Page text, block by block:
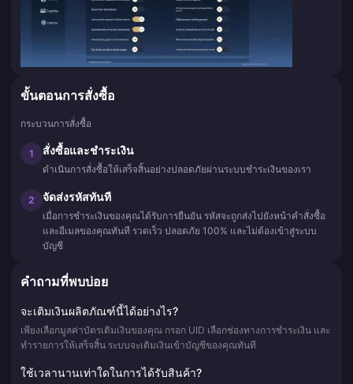
ขั้นตอนการสั่งซื้อ
กระบวนการสั่งซื้อ
1 สั่งซื้อและชำระเงิน
ดำเนินการสั่งซื้อให้เสร็จสิ้นอย่างปลอดภัยผ่านระบบชำระเงินของเรา
2 จัดส่งรหัสทันที
เมื่อการชำระเงินของคุณได้รับการยืนยัน รหัสจะถูกส่งไปยังหน้าคำสั่งซื้อ
และอีเมลของคุณทันที รวดเร็ว ปลอดภัย 100% และไม่ต้องเข้าสู่ระบบ
บัญชี
คำถามที่พบบ่อย
จะเติมเงินผลิตภัณฑ์นี้ได้อย่างไร?
เพียงเลือกมูลค่าบัตรเติมเงินของคุณ กรอก UID เลือกช่องทางการชำระเงิน และ
ทำรายการให้เสร็จสิ้น ระบบจะเติมเงินเข้าบัญชีของคุณทันที
ใช้เวลานานเท่าใดในการได้รับสินค้า?